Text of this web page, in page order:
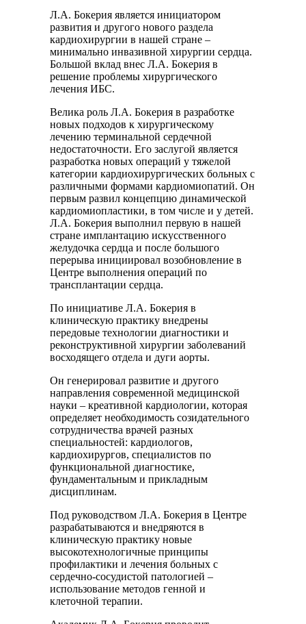
Л.А. Бокерия является инициатором
развития и другого нового раздела
кардиохирургии в нашей стране –
минимально инвазивной хирургии сердца.
Большой вклад внес Л.А. Бокерия в
решение проблемы хирургического
лечения ИБС.
Велика роль Л.А. Бокерия в разработке
новых подходов к хирургическому
лечению терминальной сердечной
недостаточности. Его заслугой является
разработка новых операций у тяжелой
категории кардиохирургических больных с
различными формами кардиомиопатий. Он
первым развил концепцию динамической
кардиомиопластики, в том числе и у детей.
Л.А. Бокерия выполнил первую в нашей
стране имплантацию искусственного
желудочка сердца и после большого
перерыва инициировал возобновление в
Центре выполнения операций по
трансплантации сердца.
По инициативе Л.А. Бокерия в
клиническую практику внедрены
передовые технологии диагностики и
реконструктивной хирургии заболеваний
восходящего отдела и дуги аорты.
Он генерировал развитие и другого
направления современной медицинской
науки – креативной кардиологии, которая
определяет необходимость созидательного
сотрудничества врачей разных
специальностей: кардиологов,
кардиохирургов, специалистов по
функциональной диагностике,
фундаментальным и прикладным
дисциплинам.
Под руководством Л.А. Бокерия в Центре
разрабатываются и внедряются в
клиническую практику новые
высокотехнологичные принципы
профилактики и лечения больных с
сердечно-сосудистой патологией –
использование методов генной и
клеточной терапии.